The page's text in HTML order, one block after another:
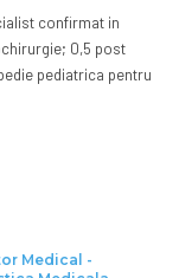
confirmat in
0,5 post
pediatrica pentru
Medical -